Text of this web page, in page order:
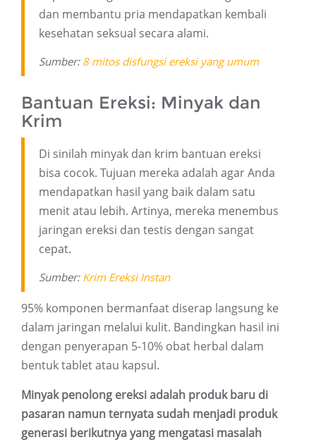
dan membantu pria mendapatkan kembali
kesehatan seksual secara alami.
Sumber: 8 mitos disfungsi ereksi yang umum
Bantuan Ereksi: Minyak dan
Krim
Di sinilah minyak dan krim bantuan ereksi
bisa cocok. Tujuan mereka adalah agar Anda
mendapatkan hasil yang baik dalam satu
menit atau lebih. Artinya, mereka menembus
jaringan ereksi dan testis dengan sangat
cepat.
Sumber: Krim Ereksi Instan
95% komponen bermanfaat diserap langsung ke
dalam jaringan melalui kulit. Bandingkan hasil ini
dengan penyerapan 5-10% obat herbal dalam
bentuk tablet atau kapsul.
Minyak penolong ereksi adalah produk baru di
pasaran namun ternyata sudah menjadi produk
generasi berikutnya yang mengatasi masalah